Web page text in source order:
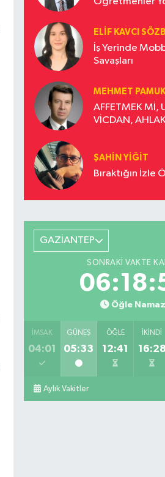
ELIF KAVCI
İş Yerinde
Savaşları
MEHMET
AFFETMEK Mİ,
VİCDAN,
ŞAHIN YIĞIT
Bıraktığın İzle
GAZİANTEP
SONRAKI VAKTE
Öğle
İMSAK
04:01
GÜNEŞ
05:33
ÖĞLE
12:41
İKINDI
16:28
Aylık Vakitler